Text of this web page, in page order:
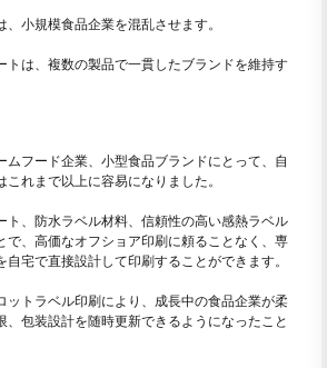
小規模食品企業を混乱させます。
トは、複数の製品で一貫したブランドを維持す
ムフード企業、小型食品ブランドにとって、自
れまで以上に容易になりました。
ト、防水ラベル材料、信頼性の高い感熱ラベル
で、高価なオフショア印刷に頼ることなく、専
宅で直接設計して印刷することができます。
ットラベル印刷により、成長中の食品企業が柔
、包装設計を随時更新できるようになったこと